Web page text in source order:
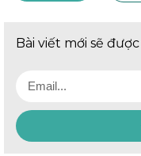
Bài viết mới sẽ